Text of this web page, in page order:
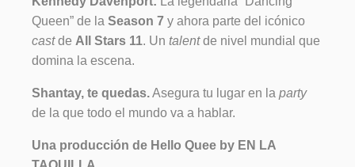
Queen” de la Season 7 y ahora parte del icónico
castde All Stars 11. Un talentde nivel mundial que
domina la escena.
Shantay, te quedas.Asegura tu lugar en la party
de la que todo el mundo va a hablar.
Una producción de Hello Quee by EN LA